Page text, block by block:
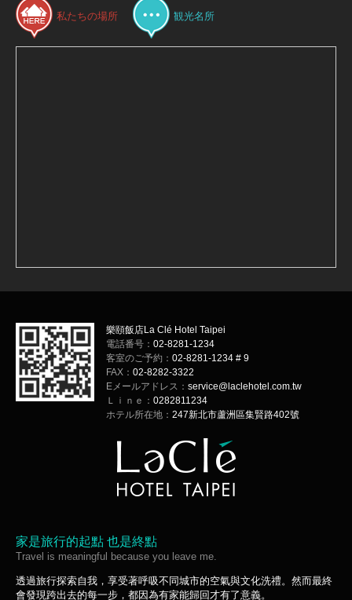
私たちの場所 観光名所
樂頤飯店La Clé Hotel Taipei
電話番号： 02-8281-1234
客室のご予約： 02-8281-1234 # 9
FAX： 02-8282-3322
Eメールアドレス： service@laclehotel.com.tw
Ｌｉｎｅ： 0282811234
ホテル所在地： 247新北市蘆洲區集賢路402號
家是旅行的起點 也是終點
Travel is meaningful because you leave me.
透過旅行探索自我，享受著呼吸不同城市的空氣與文化洗禮。然而最終
會發現跨出去的每一步，都因為有家能歸回才有了意義。